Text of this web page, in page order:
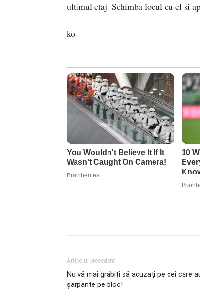
ultimul etaj. Schimba locul cu el si
ko
Articolul precedent
Nu vă mai grăbiți să acuzați pe cei care
șarpante pe bloc!